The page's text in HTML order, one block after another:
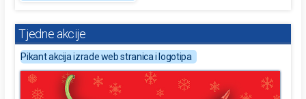
Tjedne akcije
Pikant akcija izrade web stranica i logotipa